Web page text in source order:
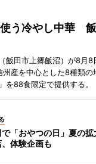
う冷やし中華
飯田市上郷飯沼）が8月
州産を中心とした8種類
を88食限定で提供する。
で「おやつの日」夏の
、体験企画も